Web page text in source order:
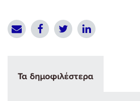
Τα δημοφιλέστερα